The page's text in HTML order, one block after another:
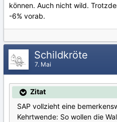
können. Auch nicht wild.
-6% vorab.
Schildkröte
7. Mai
Zitat
SAP vollzieht eine
Kehrtwende: So wollen die